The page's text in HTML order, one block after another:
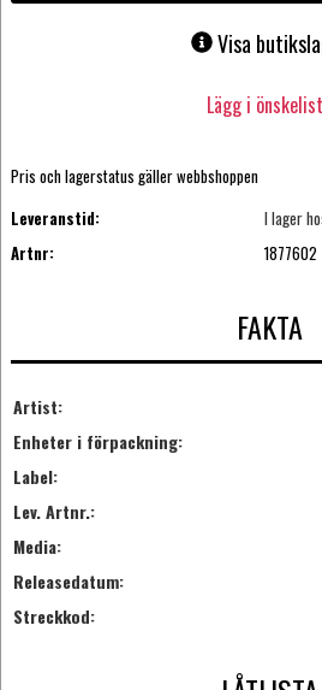
Visa
Lägg i
Pris och lagerstatus gäller webbshoppen
Leveranstid:
I lager
Artnr:
1877602
FAKTA
Artist:
Enheter i förpackning:
Label:
Lev. Artnr.:
Media:
Releasedatum:
Streckkod: